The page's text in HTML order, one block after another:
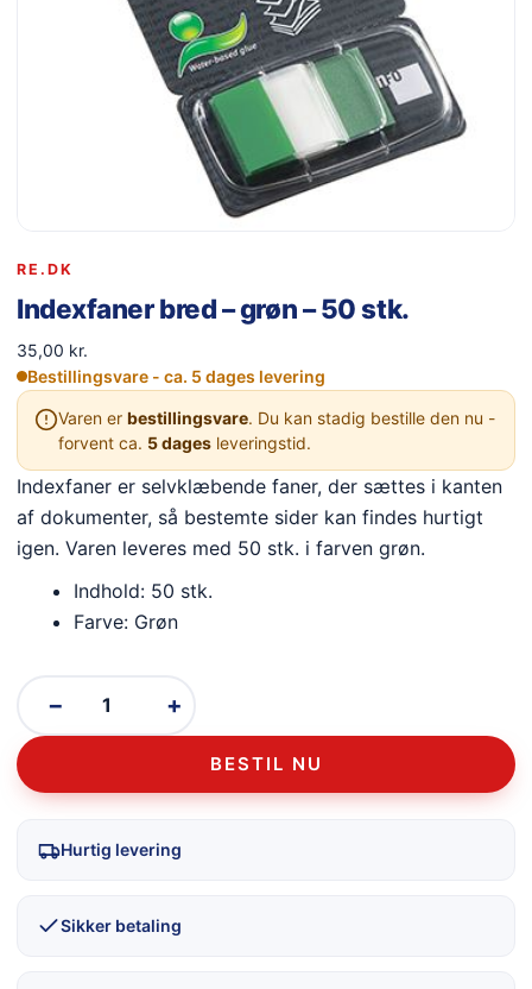
RE.DK
Indexfaner bred – grøn – 50 stk.
35,00 kr.
Bestillingsvare - ca. 5 dages levering
Varen er bestillingsvare. Du kan stadig bestille den nu -
forvent ca. 5 dages leveringstid.
Indexfaner er selvklæbende faner, der sættes i kanten
af dokumenter, så bestemte sider kan findes hurtigt
igen. Varen leveres med 50 stk. i farven grøn.
Indhold: 50 stk.
Farve: Grøn
− +
BESTIL NU
Hurtig levering
Sikker betaling